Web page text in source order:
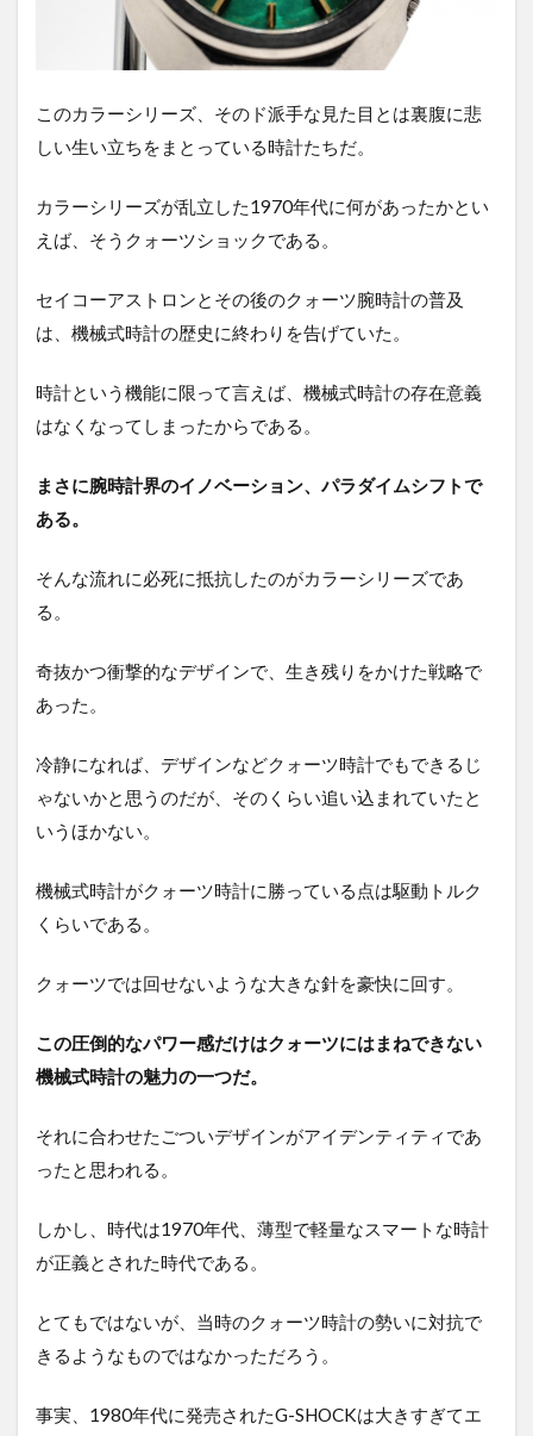
このカラーシリーズ、そのド派手な見た目とは裏腹に悲
しい生い立ちをまとっている時計たちだ。
カラーシリーズが乱立した1970年代に何があったかとい
えば、そうクォーツショックである。
セイコーアストロンとその後のクォーツ腕時計の普及
は、機械式時計の歴史に終わりを告げていた。
時計という機能に限って言えば、機械式時計の存在意義
はなくなってしまったからである。
まさに腕時計界のイノベーション、パラダイムシフトで
ある。
そんな流れに必死に抵抗したのがカラーシリーズであ
る。
奇抜かつ衝撃的なデザインで、生き残りをかけた戦略で
あった。
冷静になれば、デザインなどクォーツ時計でもできるじ
ゃないかと思うのだが、そのくらい追い込まれていたと
いうほかない。
機械式時計がクォーツ時計に勝っている点は駆動トルク
くらいである。
クォーツでは回せないような大きな針を豪快に回す。
この圧倒的なパワー感だけはクォーツにはまねできない
機械式時計の魅力の一つだ。
それに合わせたごついデザインがアイデンティティであ
ったと思われる。
しかし、時代は1970年代、薄型で軽量なスマートな時計
が正義とされた時代である。
とてもではないが、当時のクォーツ時計の勢いに対抗で
きるようなものではなかっただろう。
事実、1980年代に発売されたG-SHOCKは大きすぎてエ